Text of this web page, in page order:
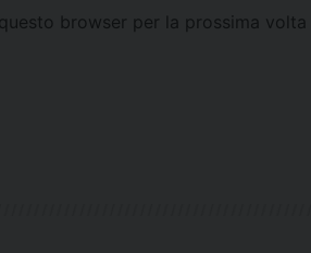
browser per la prossima